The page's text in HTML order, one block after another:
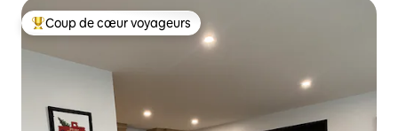
Coups de cœur voyageurs les plus appréciés
Coup de cœur voyageurs